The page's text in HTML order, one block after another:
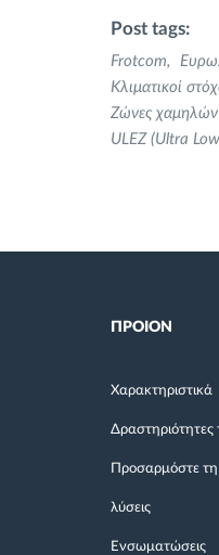
Post tags:
Frotcom
Κλιματικοί
Ζώνες
ULEZ (Ultra
ΠΡΟΙΟΝ
Χαρακτηριστικά
Δραστηριότητες
Προσαρμόστε
λύσεις
Ενσωματώσεις